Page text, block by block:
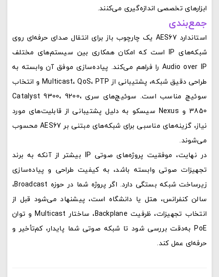
ابزارهای تخصصی اندازه‌گیری می‌کنند.
جمع‌بندی
استاندارد AES67 یک چارچوب باز برای انتقال صدای حرفه‌ای روی
شبکه‌های IP است که امکان همکاری بین سیستم‌های مختلف
Audio over IP را فراهم می‌کند. پیاده‌سازی موفق آن وابسته به
طراحی دقیق شبکه، پشتیبانی از Multicast، QoS، PTP و انتخاب
سوئیچ مناسب است. سوئیچ‌های سری Catalyst 9300، 9200،
3850 و Nexus سیسکو به دلیل پشتیبانی از قابلیت‌های مورد
نیاز، گزینه‌های مناسبی برای شبکه‌های مبتنی بر AES67 محسوب
می‌شوند.
در نهایت، موفقیت پروژه‌های صوتی IP بیشتر از آنکه به برند
تجهیزات صوتی وابسته باشد، به کیفیت طراحی و پیاده‌سازی
زیرساخت شبکه بستگی دارد. اگر پروژه شما در حوزه Broadcast،
سالن کنفرانس، هتل یا دانشگاه است، پیشنهاد می‌شود قبل از
انتخاب تجهیزات، ظرفیت Backplane، ساختار Multicast و توان
PoE به‌دقت بررسی شود تا شبکه صوتی شما پایدار، کم‌تأخیر و
حرفه‌ای عمل کند.